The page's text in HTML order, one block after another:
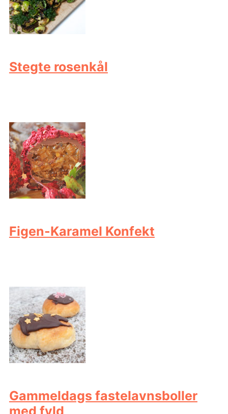
Stegte rosenkål
Figen-Karamel Konfekt
Gammeldags fastelavnsboller
med fyld